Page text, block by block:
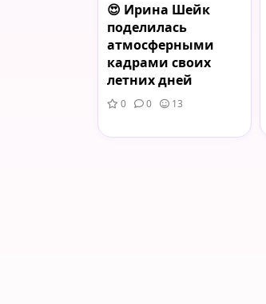
😍 Ирина Шейк
поделилась
атмосферными
кадрами своих
летних дней
0 0 13